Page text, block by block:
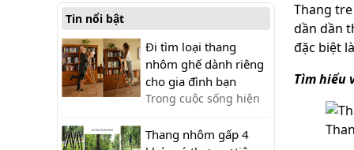
Thang
dần dần
đặc biệt
Tìm hiểu
Tin nổi bật
Đi tìm loại thang
nhôm ghế dành riêng
cho gia đình bạn
Trong cuộc sống hiện
đại, sử dụng thang tre
không còn được phổ
Thang nhôm gấp 4